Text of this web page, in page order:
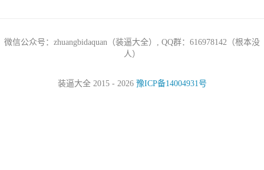
微信公众号：zhuangbidaquan（装逼大全）, QQ群：616978142（根本没
人）
装逼大全 2015 - 2026 豫ICP备14004931号